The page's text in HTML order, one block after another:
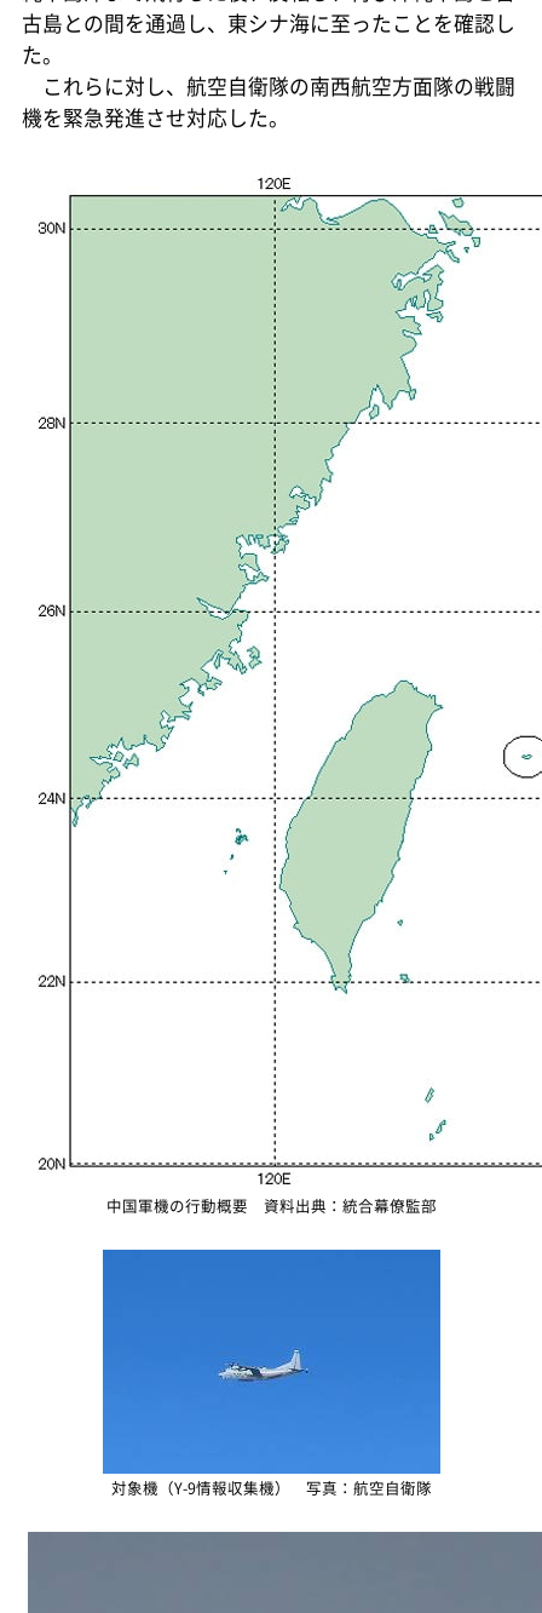
古島との間を通過し、東シナ海に至ったことを確認し
た。
これらに対し、航空自衛隊の南西航空方面隊の戦闘
機を緊急発進させ対応した。
中国軍機の行動概要 資料出典：統合幕僚監部
対象機（Y-9情報収集機） 写真：航空自衛隊